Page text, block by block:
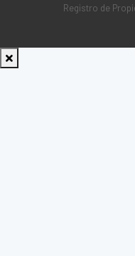
Registro de